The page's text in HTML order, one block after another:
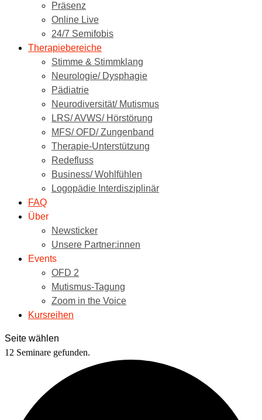
Präsenz
Online Live
24/7 Semifobis
Therapiebereiche
Stimme & Stimmklang
Neurologie/ Dysphagie
Pädiatrie
Neurodiversität/ Mutismus
LRS/ AVWS/ Hörstörung
MFS/ OFD/ Zungenband
Therapie-Unterstützung
Redefluss
Business/ Wohlfühlen
Logopädie Interdisziplinär
FAQ
Über
Newsticker
Unsere Partner:innen
Events
OFD 2
Mutismus-Tagung
Zoom in the Voice
Kursreihen
Seite wählen
12 Seminare gefunden.